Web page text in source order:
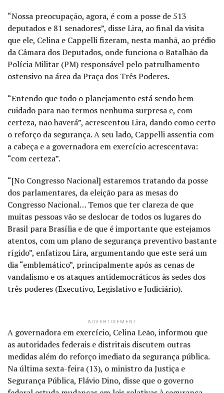
“Nossa preocupação, agora, é com a posse de 513
deputados e 81 senadores”, disse Lira, ao final da visita
que ele, Celina e Cappelli fizeram, nesta manhã, ao prédio
da Câmara dos Deputados, onde funciona o Batalhão da
Polícia Militar (PM) responsável pelo patrulhamento
ostensivo na área da Praça dos Três Poderes.
“Entendo que todo o planejamento está sendo bem
cuidado para não termos nenhuma surpresa e, com
certeza, não haverá”, acrescentou Lira, dando como certo
o reforço da segurança. A seu lado, Cappelli assentia com
a cabeça e a governadora em exercício acrescentava:
“com certeza”.
“[No Congresso Nacional] estaremos tratando da posse
dos parlamentares, da eleição para as mesas do
Congresso Nacional… Temos que ter clareza de que
muitas pessoas vão se deslocar de todos os lugares do
Brasil para Brasília e de que é importante que estejamos
atentos, com um plano de segurança preventivo bastante
rígido”, enfatizou Lira, argumentando que este será um
dia “emblemático”, principalmente após as cenas de
vandalismo e os ataques antidemocráticos às sedes dos
três poderes (Executivo, Legislativo e Judiciário).
ADVERTISEMENT
A governadora em exercício, Celina Leão, informou que
as autoridades federais e distritais discutem outras
medidas além do reforço imediato da segurança pública.
Na última sexta-feira (13), o ministro da Justiça e
Segurança Pública, Flávio Dino, disse que o governo